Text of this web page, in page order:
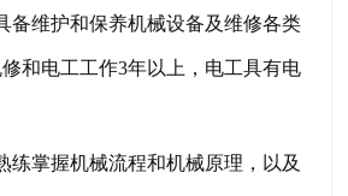
备维护和保养机械设备及维修各类
和电工工作3年以上，电工具有电
练掌握机械流程和机械原理，以及